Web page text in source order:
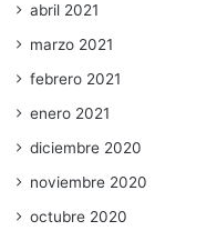
abril 2021
marzo 2021
febrero 2021
enero 2021
diciembre 2020
noviembre 2020
octubre 2020